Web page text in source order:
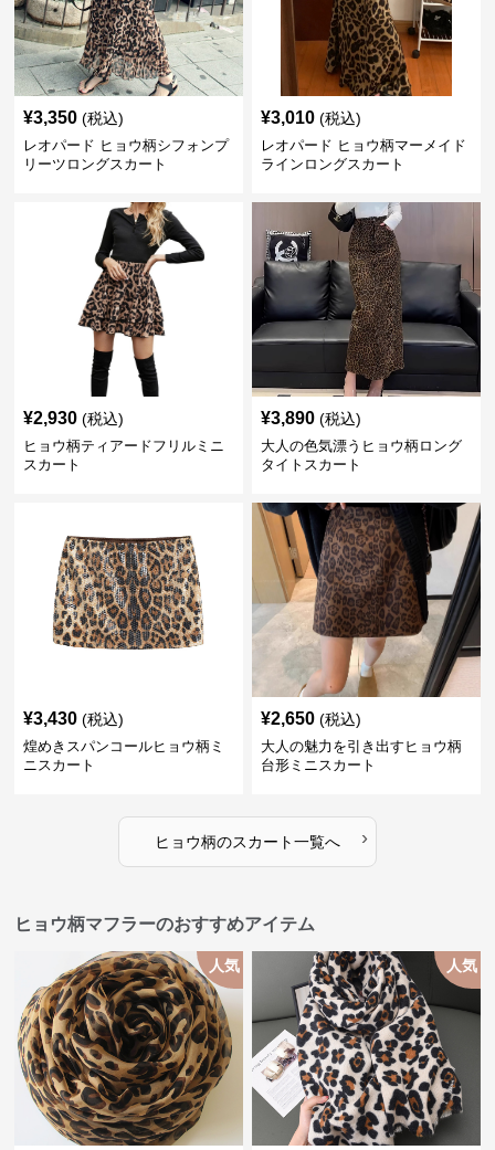
¥3,350 (税込)
レオパード ヒョウ柄シフォンプ
リーツロングスカート
¥3,010 (税込)
レオパード ヒョウ柄マーメイド
ラインロングスカート
¥2,930 (税込)
ヒョウ柄ティアードフリルミニ
スカート
¥3,890 (税込)
大人の色気漂うヒョウ柄ロング
タイトスカート
¥3,430 (税込)
煌めきスパンコールヒョウ柄ミ
ニスカート
¥2,650 (税込)
大人の魅力を引き出すヒョウ柄
台形ミニスカート
ヒョウ柄のスカート一覧へ ›
ヒョウ柄マフラーのおすすめアイテム
人気 人気